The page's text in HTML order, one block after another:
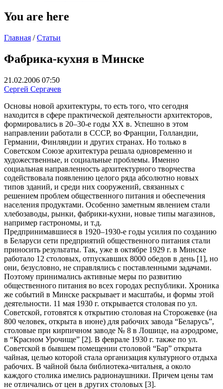
You are here
Главная / Статьи
Фабрика-кухня в Минске
21.02.2006 07:50
Сергей Сергачев
Основы новой архитектуры, то есть того, что сегодня
находится в сфере практической деятельности архитекторов,
формировались в 20–30-е годы XX в. Успешно в этом
направлении работали в СССР, во Франции, Голландии,
Германии, Финляндии и других странах. Но только в
Советском Союзе архитектура решала одновременно и
художественные, и социальные проблемы. Именно
социальная направленность архитектурного творчества
содействовала появлению целого ряда абсолютно новых
типов зданий, и среди них сооружений, связанных с
решением проблем общественного питания и обеспечения
населения продуктами. Особенно заметным явлением стали
хлебозаводы, рынки, фабрики-кухни, новые типы магазинов,
например гастрономы, и т.д.
Предпринимавшиеся в 1920–1930-е годы усилия по созданию
в Беларуси сети предприятий общественного питания стали
приносить результаты. Так, уже в октябре 1929 г. в Минске
работало 12 столовых, отпускавших 8000 обедов в день [1], но
они, безусловно, не справлялись с поставленными задачами.
Поэтому принимались активные меры по развитию
общественного питания во всех городах республики. Хроника
же событий в Минске раскрывает и масштабы, и формы этой
деятельности. 11 мая 1930 г. открывается столовая по ул.
Советской, готовятся к открытию столовая на Сторожевке (на
800 человек, открыта в июне) для рабочих завода “Беларусь”,
столовые при кирпичном заводе № 8 в Лошице, на аэродроме,
в “Красном Урочище” [2]. В феврале 1930 г. также по ул.
Советской в бывшем помещении столовой “Бар” открыта
чайная, целью которой стала организация культурного отдыха
рабочих. В чайной была библиотека-читальня, а около
каждого столика имелись радионаушники. Причем цены там
не отличались от цен в других столовых [3].